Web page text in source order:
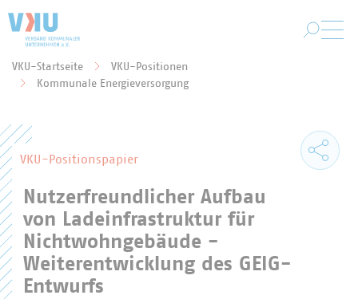
Sie befinden sich hier:
VKU-Startseite
VKU-Positionen
Kommunale Energieversorgung
VKU-Positionspapier
Nutzerfreundlicher Aufbau
von Ladeinfrastruktur für
Nichtwohngebäude -
Weiterentwicklung des GEIG-
Entwurfs